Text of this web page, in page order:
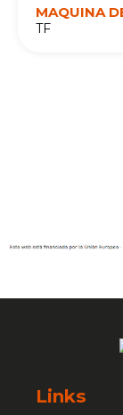
MAQUINA
TF
Links